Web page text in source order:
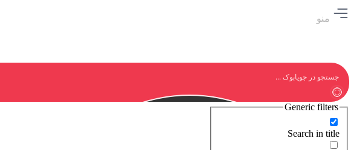
منو
Generic filters
Search in title